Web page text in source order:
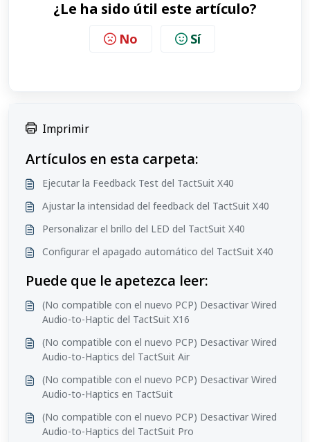
¿Le ha sido útil este artículo?
No Sí
Imprimir
Artículos en esta carpeta:
Ejecutar la Feedback Test del TactSuit X40
Ajustar la intensidad del feedback del TactSuit X40
Personalizar el brillo del LED del TactSuit X40
Configurar el apagado automático del TactSuit X40
Puede que le apetezca leer:
(No compatible con el nuevo PCP) Desactivar Wired
Audio-to-Haptic del TactSuit X16
(No compatible con el nuevo PCP) Desactivar Wired
Audio-to-Haptics del TactSuit Air
(No compatible con el nuevo PCP) Desactivar Wired
Audio-to-Haptics en TactSuit
(No compatible con el nuevo PCP) Desactivar Wired
Audio-to-Haptics del TactSuit Pro